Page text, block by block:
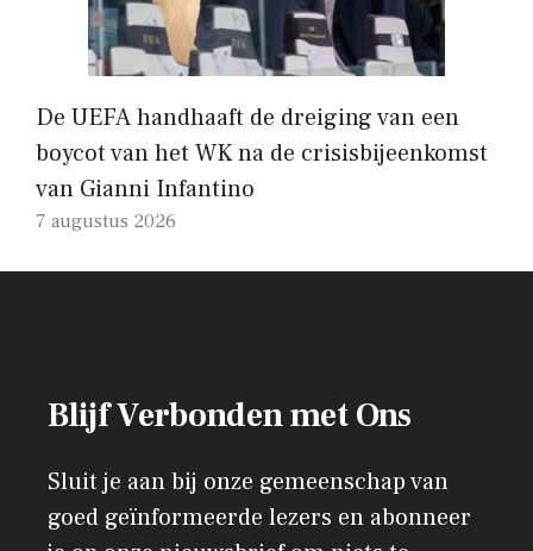
De UEFA handhaaft de dreiging van een
boycot van het WK na de crisisbijeenkomst
van Gianni Infantino
7 augustus 2026
Blijf Verbonden met Ons
Sluit je aan bij onze gemeenschap van
goed geïnformeerde lezers en abonneer